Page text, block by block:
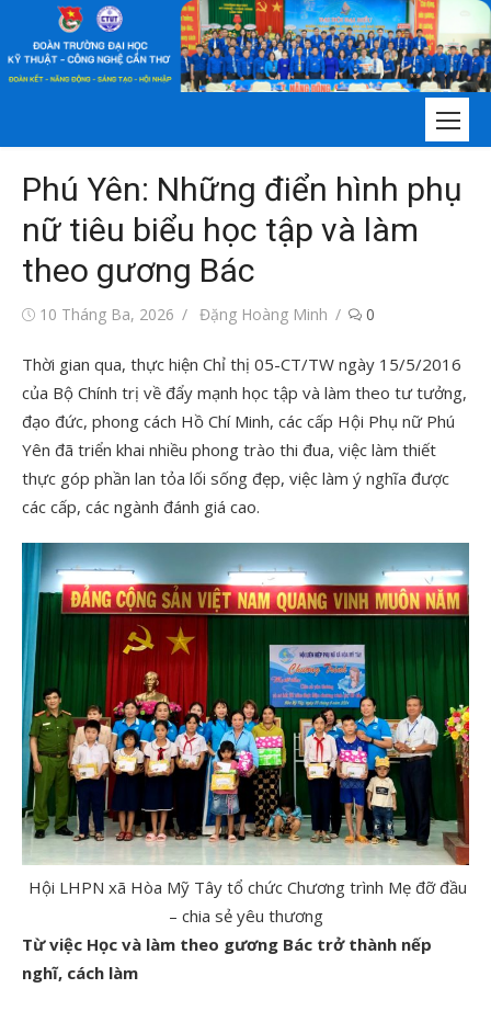
nội
Phú Yên: Những điển hình phụ
nữ tiêu biểu học tập và làm
theo gương Bác
Đăng10 Tháng Ba, 2026
Tác
Đặng Hoàng Minh 0
Thời gian qua, thực hiện Chỉ thị 05-CT/TW ngày 15/5/2016
của Bộ Chính trị về đẩy mạnh học tập và làm theo tư tưởng,
đạo đức, phong cách Hồ Chí Minh, các cấp Hội Phụ nữ Phú
Yên đã triển khai nhiều phong trào thi đua, việc làm thiết
thực góp phần lan tỏa lối sống đẹp, việc làm ý nghĩa được
các cấp, các ngành đánh giá cao.
Hội LHPN xã Hòa Mỹ Tây tổ chức Chương trình Mẹ đỡ đầu
– chia sẻ yêu thương
Từ việc Học và làm theo gương Bác trở thành nếp
nghĩ, cách làm